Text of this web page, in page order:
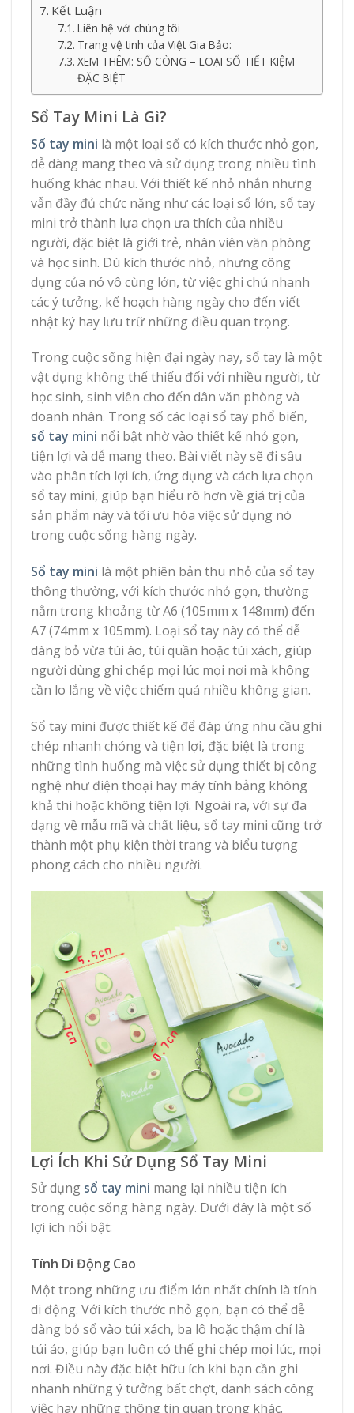
Kết Luận
Liên hệ với chúng tôi
Trang vệ tinh của Việt Gia Bảo:
XEM THÊM: SỔ CÒNG – LOẠI SỔ TIẾT KIỆM
ĐẶC BIỆT
Sổ Tay Mini Là Gì?
Sổ tay mini là một loại sổ có kích thước nhỏ gọn,
dễ dàng mang theo và sử dụng trong nhiều tình
huống khác nhau. Với thiết kế nhỏ nhắn nhưng
vẫn đầy đủ chức năng như các loại sổ lớn, sổ tay
mini trở thành lựa chọn ưa thích của nhiều
người, đặc biệt là giới trẻ, nhân viên văn phòng
và học sinh. Dù kích thước nhỏ, nhưng công
dụng của nó vô cùng lớn, từ việc ghi chú nhanh
các ý tưởng, kế hoạch hàng ngày cho đến viết
nhật ký hay lưu trữ những điều quan trọng.
Trong cuộc sống hiện đại ngày nay, sổ tay là một
vật dụng không thể thiếu đối với nhiều người, từ
học sinh, sinh viên cho đến dân văn phòng và
doanh nhân. Trong số các loại sổ tay phổ biến,
sổ tay mini nổi bật nhờ vào thiết kế nhỏ gọn,
tiện lợi và dễ mang theo. Bài viết này sẽ đi sâu
vào phân tích lợi ích, ứng dụng và cách lựa chọn
sổ tay mini, giúp bạn hiểu rõ hơn về giá trị của
sản phẩm này và tối ưu hóa việc sử dụng nó
trong cuộc sống hàng ngày.
Sổ tay mini là một phiên bản thu nhỏ của sổ tay
thông thường, với kích thước nhỏ gọn, thường
nằm trong khoảng từ A6 (105mm x 148mm) đến
A7 (74mm x 105mm). Loại sổ tay này có thể dễ
dàng bỏ vừa túi áo, túi quần hoặc túi xách, giúp
người dùng ghi chép mọi lúc mọi nơi mà không
cần lo lắng về việc chiếm quá nhiều không gian.
Sổ tay mini được thiết kế để đáp ứng nhu cầu ghi
chép nhanh chóng và tiện lợi, đặc biệt là trong
những tình huống mà việc sử dụng thiết bị công
nghệ như điện thoại hay máy tính bảng không
khả thi hoặc không tiện lợi. Ngoài ra, với sự đa
dạng về mẫu mã và chất liệu, sổ tay mini cũng trở
thành một phụ kiện thời trang và biểu tượng
phong cách cho nhiều người.
Lợi Ích Khi Sử Dụng Sổ Tay Mini
Sử dụng sổ tay mini mang lại nhiều tiện ích
trong cuộc sống hàng ngày. Dưới đây là một số
lợi ích nổi bật:
Tính Di Động Cao
Một trong những ưu điểm lớn nhất chính là tính
di động. Với kích thước nhỏ gọn, bạn có thể dễ
dàng bỏ sổ vào túi xách, ba lô hoặc thậm chí là
túi áo, giúp bạn luôn có thể ghi chép mọi lúc, mọi
nơi. Điều này đặc biệt hữu ích khi bạn cần ghi
nhanh những ý tưởng bất chợt, danh sách công
việc hay những thông tin quan trọng khác.